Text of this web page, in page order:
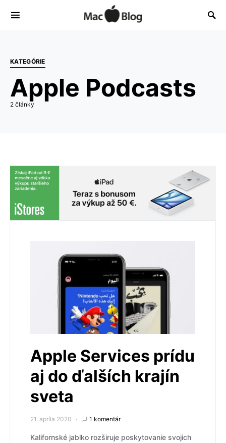
KATEGÓRIE
Apple Podcasts
2 články
Apple Services prídu
aj do ďalších krajín
sveta
21. apríla 2020 1 komentár
Kalifornské jablko rozširuje poskytovanie svojich